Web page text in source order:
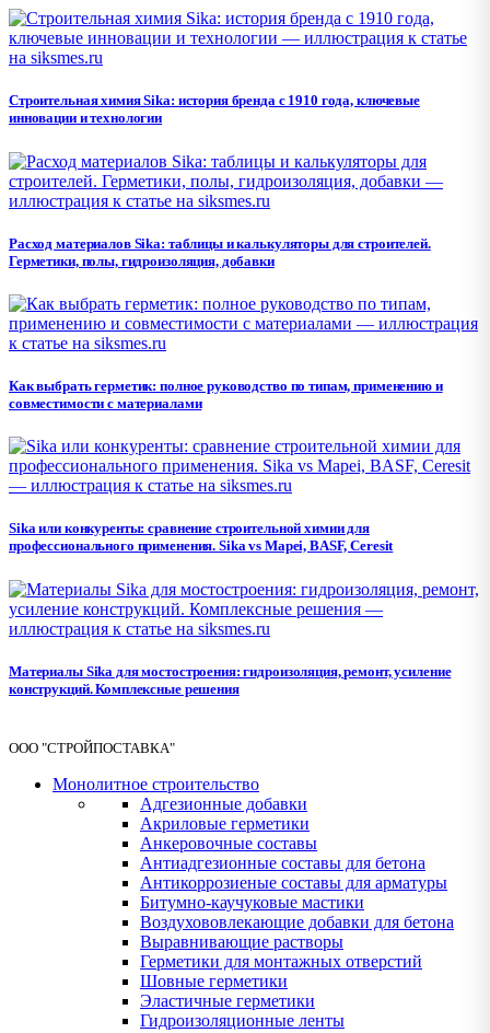
Строительная химия Sika: история бренда с 1910 года, ключевые
инновации и технологии
Расход материалов Sika: таблицы и калькуляторы для строителей.
Герметики, полы, гидроизоляция, добавки
Как выбрать герметик: полное руководство по типам, применению и
совместимости с материалами
Sika или конкуренты: сравнение строительной химии для
профессионального применения. Sika vs Mapei, BASF, Ceresit
Материалы Sika для мостостроения: гидроизоляция, ремонт, усиление
конструкций. Комплексные решения
ООО "СТРОЙПОСТАВКА"
Монолитное строительство
Адгезионные добавки
Акриловые герметики
Анкеровочные составы
Антиадгезионные составы для бетона
Антикоррозиеные составы для арматуры
Битумно-каучуковые мастики
Воздухововлекающие добавки для бетона
Выравнивающие растворы
Герметики для монтажных отверстий
Шовные герметики
Эластичные герметики
Гидроизоляционные ленты